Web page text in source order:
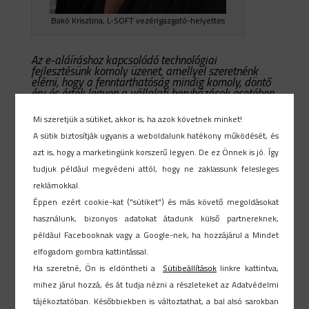
Bakó Krisztina, L-SOFT vezérigazgató-helyettes
Az e-aláíráshoz kapcsolódó technológiai
fejlesztésünk komoly üzenet, amellyel szeretnénk
elérni, hogy a fenntarthatóság mindig komoly, döntő
érv és érték legyen a vállalati beruházások esetében
helyettese, egyben a kereskedelemért felelős
vezetője.
Az L-SOFT gyorsan reagált a foglalkoztatásban
felbukkant legújabb vállalati igényekre is, 2021 év
végén a piacra bevezetett home office és egyéb
távolléteket adminisztráló webes önkiszolgáló
szoftverével, a
szoftver lehetővé teszi, hogy a munkavállaló
tervezze, igényelje a különböző távolléteit,
melyet ezt követően a vezető elbírál, és a
döntésről a beosztott haladéktalanul értesül.
Ugyancsak a hibrid foglalkoztatás generálhatja
akár a képzési stratégia felülvizsgálatát is, a
távolról dolgozók esetében például a soft skillek
fejlesztését, vagy az e-learning megoldások
térnyerését. Az L-SOFT szoftverválasza erre a
Mi szeretjük a sütiket, akkor is, ha azok követnek minket!
A sütik biztosítják ugyanis a weboldalunk hatékony működését, és
azt is, hogy a marketingünk korszerű legyen. De ez Önnek is jó. Így
tudjuk például megvédeni attól, hogy ne zaklassunk felesleges
reklámokkal.
Éppen ezért cookie-kat ("sütiket") és más követő megoldásokat
használunk, bizonyos adatokat átadunk külső partnereknek,
például Facebooknak vagy a Google-nek, ha hozzájárul a Mindet
elfogadom gombra kattintással.
Ha szeretné, Ön is eldöntheti a Sütibeállításoklinkre kattintva,
mihez járul hozzá, és át tudja nézni a részleteket az Adatvédelmi
tájékoztatóban. Későbbiekben is változtathat, a bal alsó sarokban